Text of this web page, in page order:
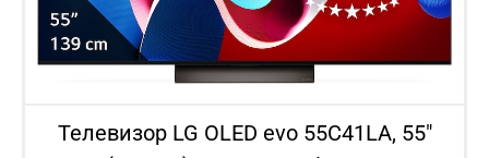
Телевизор LG OLED evo 55C41LA, 55″